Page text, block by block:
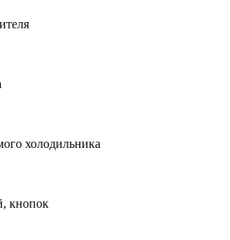
холодильника
кнопок